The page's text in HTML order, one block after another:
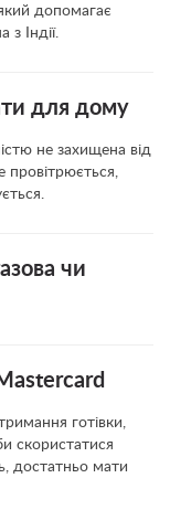
допомагає
Індії.
для дому
не захищена від
провітрюється,
чи
готівки,
скористатися
достатньо мати